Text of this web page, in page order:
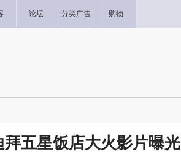
论坛 分类广告 购物
五星饭店大火影片曝光